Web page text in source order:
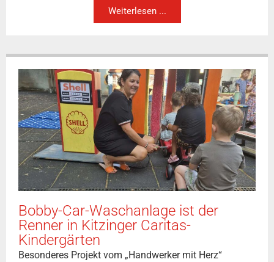
Weiterlesen ...
Bobby-Car-Waschanlage ist der
Renner in Kitzinger Caritas-
Kindergärten
Besonderes Projekt vom „Handwerker mit Herz“